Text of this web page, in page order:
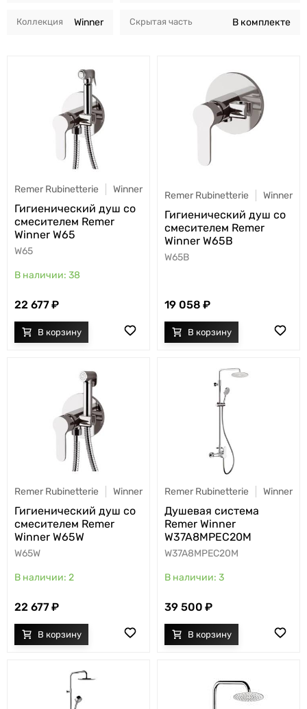
Коллекция Winner Скрытая часть В комплекте
Remer Rubinetterie Winner
Гигиенический душ со
смесителем Remer
Winner W65
W65
38
22 677
Remer Rubinetterie Winner
Гигиенический душ со
смесителем Remer
Winner W65B
W65B
19 058
Remer Rubinetterie Winner
Гигиенический душ со
смесителем Remer
Winner W65W
W65W
2
22 677
Remer Rubinetterie Winner
Душевая система
Remer Winner
W37A8MPEC20M
W37A8MPEC20M
3
39 500